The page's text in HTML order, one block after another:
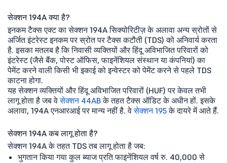
सेक्शन 194A क्या है?
इनकम टैक्स एक्ट का सेक्शन 194A सिक्योरिटीज़ के अलावा अन्य स्रोतों से
अर्जित इंटरेस्ट इनकम पर स्रोत पर टैक्स कटौती (TDS) को अनिवार्य करता
है. इसका मतलब है कि निवासी व्यक्तियों और हिंदू अविभाजित परिवारों को
इंटरेस्ट (जैसे बैंक, पोस्ट ऑफिस, फाइनेंशियल संस्थान या कंपनियां) का
पेमेंट करने वाली किसी भी इकाई को इन्वेस्टर को पेमेंट करने से पहले TDS
काटना होगा.
यह सेक्शन व्यक्तियों और हिंदू अविभाजित परिवारों (HUF) पर केवल तभी
लागू होता है जब वेसेक्शन 44ABके तहत टैक्स ऑडिट के अधीन हों. इसके
अलावा, 194A एनआरआई पर मान्य नहीं है. वेसेक्शन 195के दायरे में आते हैं.
सेक्शन 194A कब लागू होता है?
सेक्शन 194A के तहत TDS तब लागू होता है जब:
भुगतान किया गया कुल ब्याज प्रति फाइनेंशियल वर्ष रु. 40,000 से